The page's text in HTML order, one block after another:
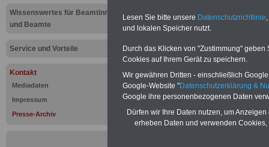
Wissenswertes für Beamtinnen
und Beamte
Service und Vorteile
Kontakt
Mediadaten
Impressum
Presse-Archiv
ZurÜbersicht
Informationen
..
Presse-
Lesen Sie bitte unsere Datenschutzrichtlinie
und lokalen Speicher nutzt.
Durch das Klicken von "Zustimmung"
Cookies auf Ihrem Gerät zu speichern.
Wir gewähren Dritten - einschließlich
Google-Website "Datenschutzerklärung &
Google ihre personenbezogenen Daten
Dürfen wir Ihre Daten nutzen, um
erheben Daten und verwenden